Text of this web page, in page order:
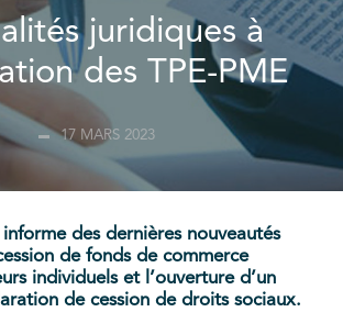
juridiques à
des TPE-PME
17 MARS 2023
informe des dernières nouveautés
de fonds de commerce
individuels et l’ouverture d’un
de cession de droits sociaux.